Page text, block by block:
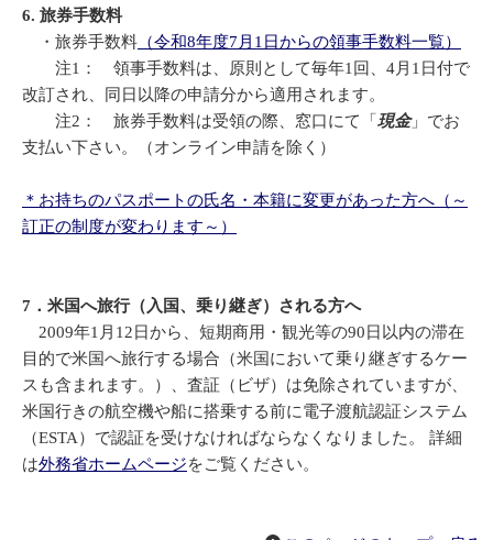
6. 旅券手数料
・旅券手数料 （令和8年度7月1日からの領事手数料一覧）
注1： 領事手数料は、原則として毎年1回、4月1日付で
改訂され、同日以降の申請分から適用されます。
注2： 旅券手数料は受領の際、窓口にて「 現金」でお
支払い下さい。（オンライン申請を除く）
＊お持ちのパスポートの氏名・本籍に変更があった方へ（～
訂正の制度が変わります～）
7．米国へ旅行（入国、乗り継ぎ）される方へ
2009年1月12日から、短期商用・観光等の90日以内の滞在
目的で米国へ旅行する場合（米国において乗り継ぎするケー
スも含まれます。）、査証（ビザ）は免除されていますが、
米国行きの航空機や船に搭乗する前に電子渡航認証システム
（ESTA）で認証を受けなければならなくなりました。 詳細
は外務省ホームページをご覧ください。